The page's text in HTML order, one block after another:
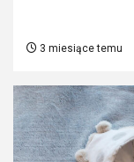
3 miesiące temu